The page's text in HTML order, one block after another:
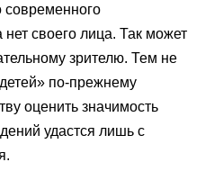
современного
нет своего лица. Так может
зрителю. Тем не
по-прежнему
оценить значимость
удастся лишь с